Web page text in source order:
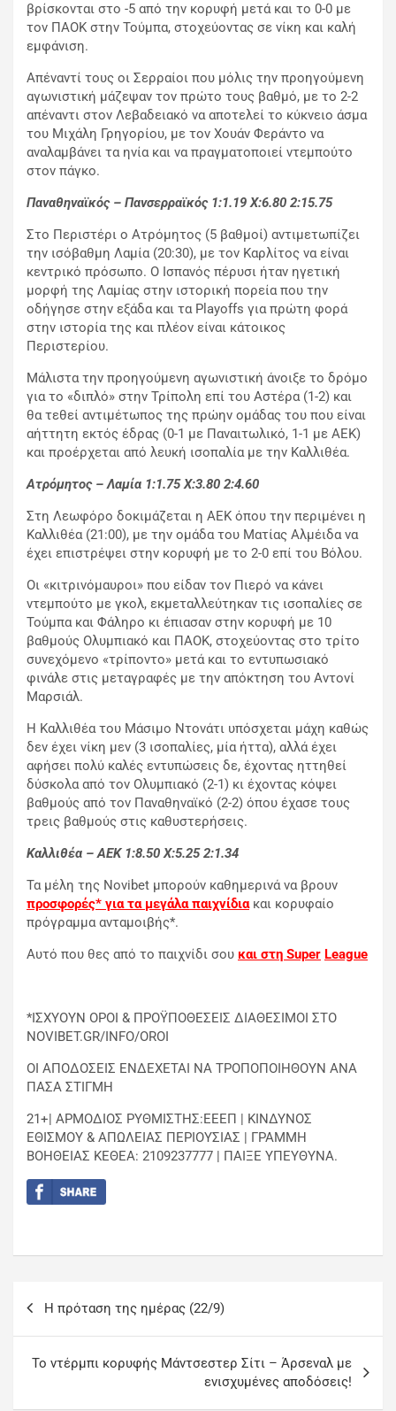
βρίσκονται στο -5 από την κορυφή μετά και το 0-0 με
τον ΠΑΟΚ στην Τούμπα, στοχεύοντας σε νίκη και καλή
εμφάνιση.
Απέναντί τους οι Σερραίοι που μόλις την προηγούμενη
αγωνιστική μάζεψαν τον πρώτο τους βαθμό, με το 2-2
απέναντι στον Λεβαδειακό να αποτελεί το κύκνειο άσμα
του Μιχάλη Γρηγορίου, με τον Χουάν Φεράντο να
αναλαμβάνει τα ηνία και να πραγματοποιεί ντεμπούτο
στον πάγκο.
Παναθηναϊκός – Πανσερραϊκός 1:1.19X:6.80 2:15.75
Στο Περιστέρι ο Ατρόμητος (5 βαθμοί) αντιμετωπίζει
την ισόβαθμη Λαμία (20:30), με τον Καρλίτος να είναι
κεντρικό πρόσωπο. Ο Ισπανός πέρυσι ήταν ηγετική
μορφή της Λαμίας στην ιστορική πορεία που την
οδήγησε στην εξάδα και τα Playoffs για πρώτη φορά
στην ιστορία της και πλέον είναι κάτοικος
Περιστερίου.
Μάλιστα την προηγούμενη αγωνιστική άνοιξε το δρόμο
για το «διπλό» στην Τρίπολη επί του Αστέρα (1-2) και
θα τεθεί αντιμέτωπος της πρώην ομάδας του που είναι
αήττητη εκτός έδρας (0-1 με Παναιτωλικό, 1-1 με ΑΕΚ)
και προέρχεται από λευκή ισοπαλία με την Καλλιθέα.
Ατρόμητος – Λαμία 1:1.75X:3.80 2:4.60
Στη Λεωφόρο δοκιμάζεται η ΑΕΚ όπου την περιμένει η
Καλλιθέα (21:00), με την ομάδα του Ματίας Αλμέιδα να
έχει επιστρέψει στην κορυφή με το 2-0 επί του Βόλου.
Οι «κιτρινόμαυροι» που είδαν τον Πιερό να κάνει
ντεμπούτο με γκολ, εκμεταλλεύτηκαν τις ισοπαλίες σε
Τούμπα και Φάληρο κι έπιασαν στην κορυφή με 10
βαθμούς Ολυμπιακό και ΠΑΟΚ, στοχεύοντας στο τρίτο
συνεχόμενο «τρίποντο» μετά και το εντυπωσιακό
φινάλε στις μεταγραφές με την απόκτηση του Αντονί
Μαρσιάλ.
Η Καλλιθέα του Μάσιμο Ντονάτι υπόσχεται μάχη καθώς
δεν έχει νίκη μεν (3 ισοπαλίες, μία ήττα), αλλά έχει
αφήσει πολύ καλές εντυπώσεις δε, έχοντας ηττηθεί
δύσκολα από τον Ολυμπιακό (2-1) κι έχοντας κόψει
βαθμούς από τον Παναθηναϊκό (2-2) όπου έχασε τους
τρεις βαθμούς στις καθυστερήσεις.
Καλλιθέα – ΑΕΚ 1:8.50X:5.25 2:1.34
Τα μέλη της Novibet μπορούν καθημερινά να βρουν
προσφορές* για τα μεγάλα παιχνίδιακαι κορυφαίο
πρόγραμμα ανταμοιβής*.
Αυτό που θες από το παιχνίδι σου και στη Super League
*ΙΣΧΥΟΥΝ ΟΡΟΙ & ΠΡΟΫΠΟΘΕΣΕΙΣ ΔΙΑΘΕΣΙΜΟΙ ΣΤΟ
NOVIBET.GR/INFO/OROI
ΟΙ ΑΠΟΔΟΣΕΙΣ ΕΝΔΕΧΕΤΑΙ ΝΑ ΤΡΟΠΟΠΟΙΗΘΟΥΝ ΑΝΑ
ΠΑΣΑ ΣΤΙΓΜΗ
21+| ΑΡΜΟΔΙΟΣ ΡΥΘΜΙΣΤΗΣ:ΕΕΕΠ | ΚΙΝΔΥΝΟΣ
ΕΘΙΣΜΟΥ & ΑΠΩΛΕΙΑΣ ΠΕΡΙΟΥΣΙΑΣ | ΓΡΑΜΜΗ
ΒΟΗΘΕΙΑΣ ΚΕΘΕΑ: 2109237777 | ΠΑΙΞΕ ΥΠΕΥΘΥΝΑ.
H πρόταση της ημέρας (22/9)
Το ντέρμπι κορυφής Μάντσεστερ Σίτι – Άρσεναλ με
ενισχυμένες αποδόσεις!